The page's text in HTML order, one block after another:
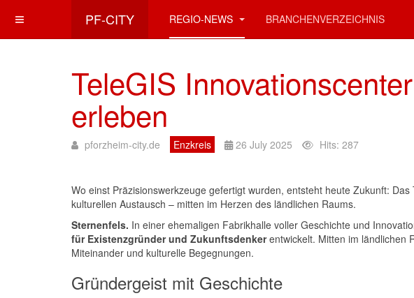
PF-CITY REGIO-NEWS BRANCHENVERZEICHNIS
TeleGIS
erleben
pforzheim-city.de Enzkreis 26 July 2025 Hits: 287
Wo einst Präzisionswerkzeuge gefertigt wurden, entsteht heute Zukunft:
kulturellen Austausch – mitten im Herzen des ländlichen Raums.
Sternenfels. In einer ehemaligen Fabrikhalle voller Geschichte und
für Existenzgründer und Zukunftsdenkerentwickelt. Mitten im ländlichen
Miteinander und kulturelle Begegnungen.
Gründergeist mit Geschichte